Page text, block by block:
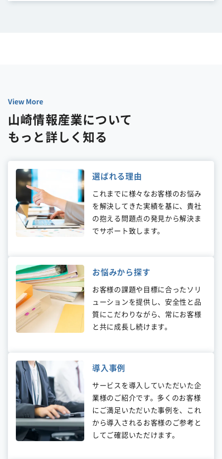
View More
山崎情報産業について
もっと詳しく知る
選ばれる理由
これまでに様々なお客様のお悩み
を解決してきた実績を基に、貴社
の抱える問題点の発見から解決ま
でサポート致します。
お悩みから探す
お客様の課題や目標に合ったソリ
ューションを提供し、安全性と品
質にこだわりながら、常にお客様
と共に成長し続けます。
導入事例
サービスを導入していただいた企
業様のご紹介です。多くのお客様
にご満足いただいた事例を、これ
から導入されるお客様のご参考と
してご確認いただけます。